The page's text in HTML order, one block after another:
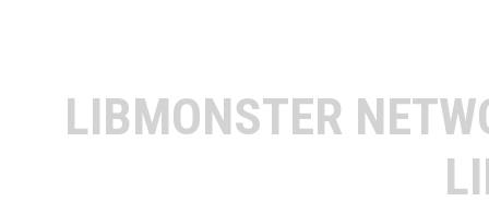
LIBMONSTER